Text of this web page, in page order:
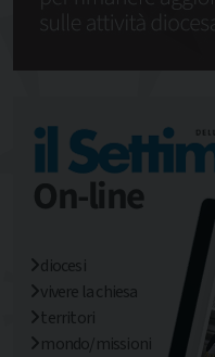
diocesi
vivere la chiesa
territori
mondo/missioni